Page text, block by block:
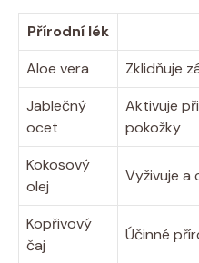
Přírodní lék
Aloe vera
Zklidňuje
Jablečný
ocet
Aktivuje
pokožky
Kokosový
olej
Vyživuje a
Kopřivový
čaj
Účinné